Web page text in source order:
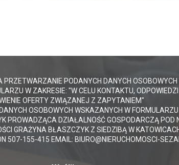
PRZETWARZANIE PODANYCH DANYCH OSOBOWYCH
W ZAKRESIE: "W CELU KONTAKTU,
OFERTY ZWIĄZANEJ Z ZAPYTANIEM"
OSOBOWYCH WSKAZANYCH W
PROWADZĄCA DZIAŁALNOŚĆ GOSPODARCZĄ POD
GRAŻYNA BŁASZCZYK Z SIEDZIBĄ W
507-155-415 EMAIL: BIURO@NIERUCHOMOSCI-